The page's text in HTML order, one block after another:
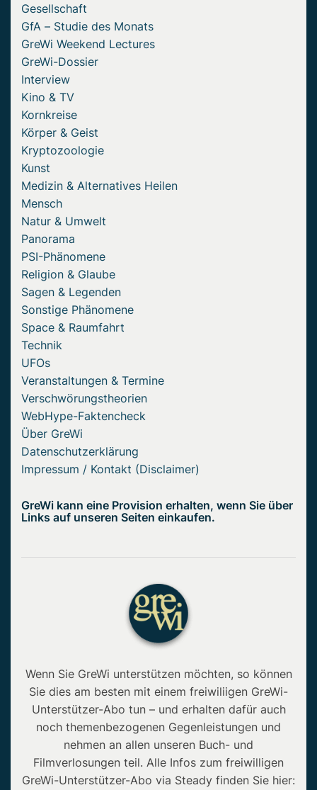
Gesellschaft
GfA – Studie des Monats
GreWi Weekend Lectures
GreWi-Dossier
Interview
Kino & TV
Kornkreise
Körper & Geist
Kryptozoologie
Kunst
Medizin & Alternatives Heilen
Mensch
Natur & Umwelt
Panorama
PSI-Phänomene
Religion & Glaube
Sagen & Legenden
Sonstige Phänomene
Space & Raumfahrt
Technik
UFOs
Veranstaltungen & Termine
Verschwörungstheorien
WebHype-Faktencheck
Über GreWi
Datenschutzerklärung
Impressum / Kontakt (Disclaimer)
GreWi kann eine Provision erhalten, wenn Sie über
Links auf unseren Seiten einkaufen.
Wenn Sie GreWi unterstützen möchten, so können
Sie dies am besten mit einem freiwiliigen GreWi-
Unterstützer-Abo tun – und erhalten dafür auch
noch themenbezogenen Gegenleistungen und
nehmen an allen unseren Buch- und
Filmverlosungen teil. Alle Infos zum freiwilligen
GreWi-Unterstützer-Abo via Steady finden Sie hier: